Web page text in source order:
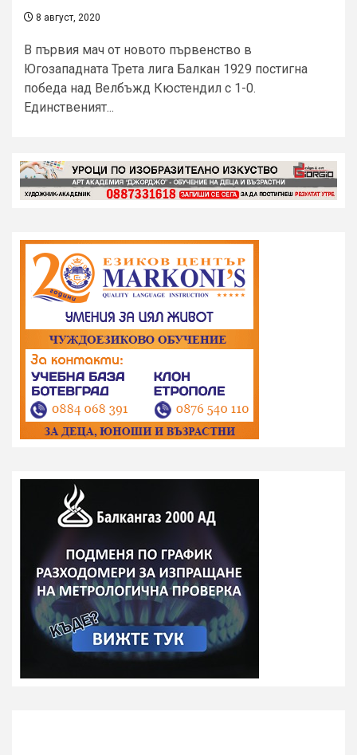
8 август, 2020
В първия мач от новото първенство в
Югозападната Трета лига Балкан 1929 постигна
победа над Велбъжд Кюстендил с 1-0.
Единственият...